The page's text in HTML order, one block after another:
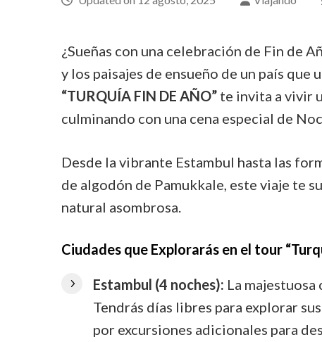
¿Sueñas con una celebración de Fin de
y los paisajes de ensueño de un país
“TURQUÍA FIN DE AÑO” te invita a vivir
culminando con una cena especial de
Desde la vibrante Estambul hasta las
de algodón de Pamukkale, este viaje te
natural asombrosa.
Ciudades que Explorarás en el tour
Estambul (4 noches): La majestuosa
Tendrás días libres para explorar
por excursiones adicionales para